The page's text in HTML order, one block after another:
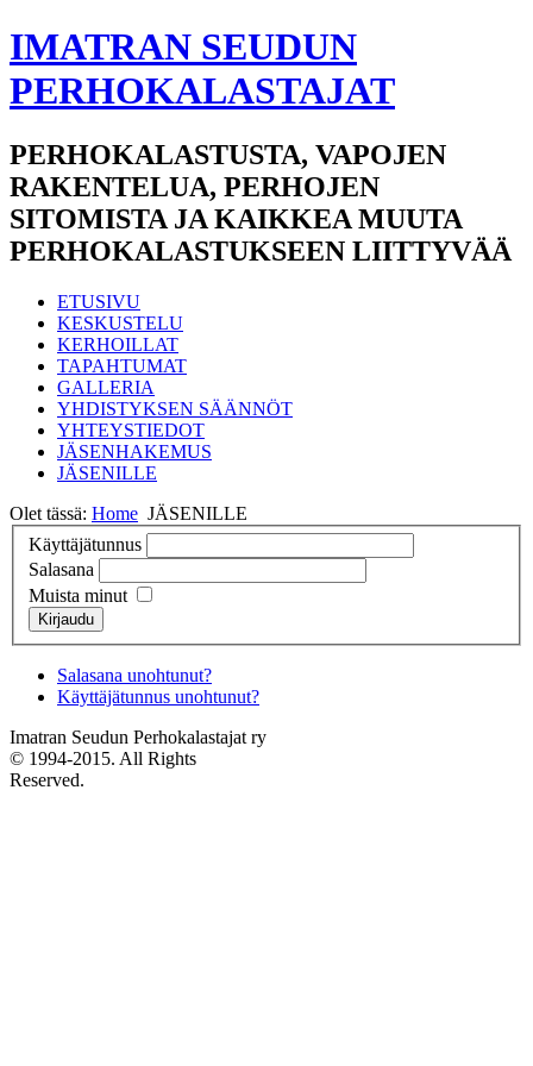
IMATRAN SEUDUN
PERHOKALASTAJAT
PERHOKALASTUSTA, VAPOJEN
RAKENTELUA, PERHOJEN
SITOMISTA JA KAIKKEA MUUTA
PERHOKALASTUKSEEN LIITTYVÄÄ
ETUSIVU
KESKUSTELU
KERHOILLAT
TAPAHTUMAT
GALLERIA
YHDISTYKSEN SÄÄNNÖT
YHTEYSTIEDOT
JÄSENHAKEMUS
JÄSENILLE
Olet tässä: Home JÄSENILLE
Käyttäjätunnus
Salasana
Muista minut
Kirjaudu
Salasana unohtunut?
Käyttäjätunnus unohtunut?
Imatran Seudun Perhokalastajat ry
© 1994-2015. All Rights
Reserved.